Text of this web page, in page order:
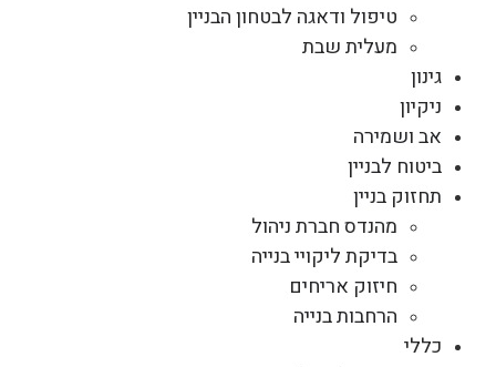
טיפול ודאגה לבטחון הבניין
מעלית שבת
גינון
ניקיון
אב ושמירה
ביטוח לבניין
תחזוק בניין
מהנדס חברת ניהול
בדיקת ליקויי בנייה
חיזוק אריחים
הרחבות בנייה
כללי